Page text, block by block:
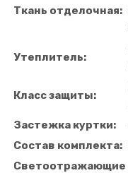
Ткань отделочная:
Утеплитель:
Класс защиты:
Застежка куртки:
Состав комплекта:
Светоотражающие